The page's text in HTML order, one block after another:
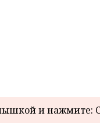
и нажмите: